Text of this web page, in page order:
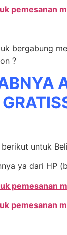
pemesanan
bergabung
?
untuk
ya dari HP
pemesanan
pemesanan